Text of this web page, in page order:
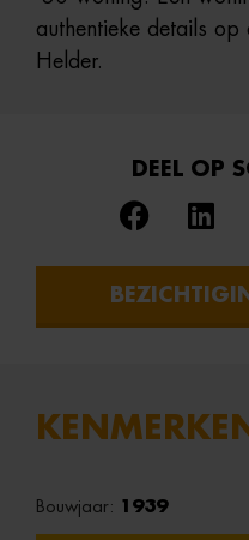
authentieke details op
Helder.
DEEL OP
Bouwjaar: 1939